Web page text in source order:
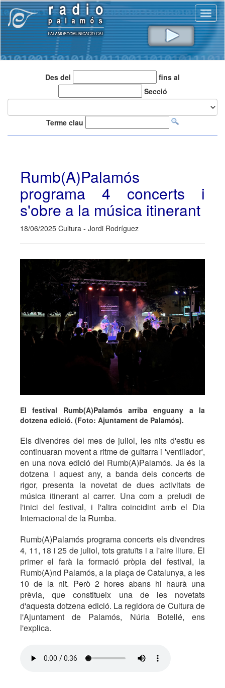
Des del
fins al
Secció
Terme clau
Rumb(A)Palamós
programa 4 concerts i
s'obre a la música itinerant
18/06/2025 Cultura - Jordi Rodríguez
El festival Rumb(A)Palamós arriba enguany a la
dotzena edició. (Foto: Ajuntament de Palamós).
Els divendres del mes de juliol, les nits d'estiu es
continuaran movent a ritme de guitarra i 'ventilador',
en una nova edició del Rumb(A)Palamós. Ja és la
dotzena i aquest any, a banda dels concerts de
rigor, presenta la novetat de dues activitats de
música itinerant al carrer. Una com a preludi de
l'inici del festival, i l'altra coincidint amb el Dia
Internacional de la Rumba.
Rumb(A)Palamós programa concerts els divendres
4, 11, 18 i 25 de juliol, tots gratuïts i a l'aire lliure. El
primer el farà la formació pròpia del festival, la
Rumb(A)nd Palamós, a la plaça de Catalunya, a les
10 de la nit. Però 2 hores abans hi haurà una
prèvia, que constitueix una de les novetats
d'aquesta dotzena edició. La regidora de Cultura de
l'Ajuntament de Palamós, Núria Botellé, ens
l'explica.